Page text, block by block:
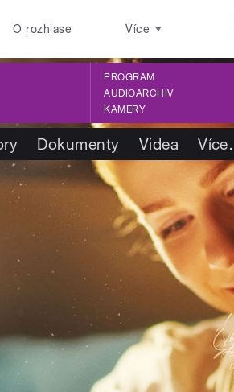
O rozhlase Více
PROGRAM
AUDIOARCHIV
KAMERY
Dokumenty Videa Více